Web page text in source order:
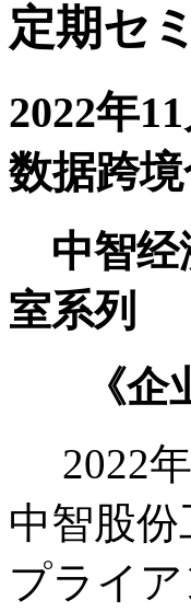
定期セ
2022年
数据跨境
中智
室系列
《企
2022
中智股
プライ